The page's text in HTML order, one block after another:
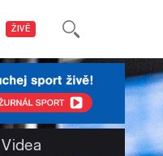
ŽIVĚ
Videa